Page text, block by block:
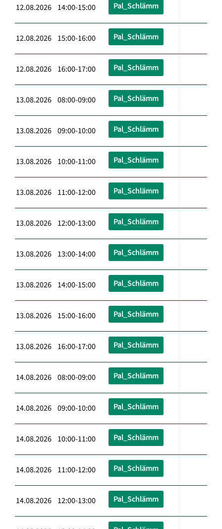
12.08.2026 14:00-15:00 Pal_Schlämm
12.08.2026 15:00-16:00 Pal_Schlämm
12.08.2026 16:00-17:00 Pal_Schlämm
13.08.2026 08:00-09:00 Pal_Schlämm
13.08.2026 09:00-10:00 Pal_Schlämm
13.08.2026 10:00-11:00 Pal_Schlämm
13.08.2026 11:00-12:00 Pal_Schlämm
13.08.2026 12:00-13:00 Pal_Schlämm
13.08.2026 13:00-14:00 Pal_Schlämm
13.08.2026 14:00-15:00 Pal_Schlämm
13.08.2026 15:00-16:00 Pal_Schlämm
13.08.2026 16:00-17:00 Pal_Schlämm
14.08.2026 08:00-09:00 Pal_Schlämm
14.08.2026 09:00-10:00 Pal_Schlämm
14.08.2026 10:00-11:00 Pal_Schlämm
14.08.2026 11:00-12:00 Pal_Schlämm
14.08.2026 12:00-13:00 Pal_Schlämm